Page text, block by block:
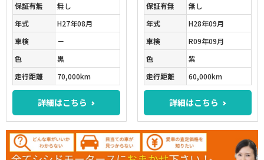
保証有無
無し
年式
H27年08月
車検
－
色
黒
走行距離
70,000km
詳細はこちら
保証有無
無し
年式
H28年09月
車検
R09年09月
色
紫
走行距離
60,000km
詳細はこちら